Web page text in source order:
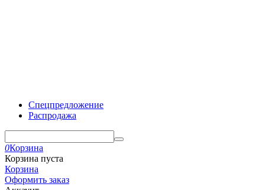
Спецпредложение
Распродажа
0Корзина
Корзина пуста
Корзина
Оформить заказ